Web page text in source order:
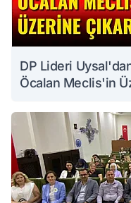
DP Lideri
Öcalan Meclis'in